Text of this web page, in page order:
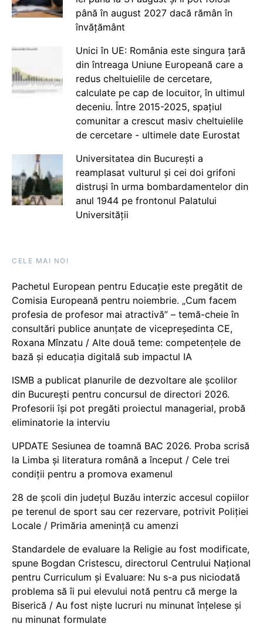
până în august 2027 dacă rămân în
învățământ
Unici în UE: România este singura țară
din întreaga Uniune Europeană care a
redus cheltuielile de cercetare,
calculate pe cap de locuitor, în ultimul
deceniu. Între 2015-2025, spațiul
comunitar a crescut masiv cheltuielile
de cercetare - ultimele date Eurostat
Universitatea din București a
reamplasat vulturul și cei doi grifoni
distruși în urma bombardamentelor din
anul 1944 pe frontonul Palatului
Universității
CELE MAI NOI
Pachetul European pentru Educație este pregătit de
Comisia Europeană pentru noiembrie. „Cum facem
profesia de profesor mai atractivă” – temă-cheie în
consultări publice anunțate de vicepreședinta CE,
Roxana Mînzatu / Alte două teme: competențele de
bază și educația digitală sub impactul IA
ISMB a publicat planurile de dezvoltare ale școlilor
din București pentru concursul de directori 2026.
Profesorii își pot pregăti proiectul managerial, probă
eliminatorie la interviu
UPDATE Sesiunea de toamnă BAC 2026. Proba scrisă
la Limba și literatura română a început / Cele trei
condiții pentru a promova examenul
28 de școli din județul Buzău interzic accesul copiilor
pe terenul de sport sau cer rezervare, potrivit Poliției
Locale / Primăria amenință cu amenzi
Standardele de evaluare la Religie au fost modificate,
spune Bogdan Cristescu, directorul Centrului Național
pentru Curriculum și Evaluare: Nu s-a pus niciodată
problema să îi pui elevului notă pentru că merge la
Biserică / Au fost niște lucruri nu minunat înțelese și
nu minunat formulate